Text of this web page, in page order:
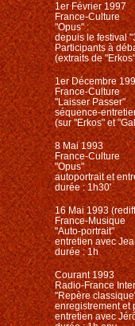
1er Février 1997
France-Culture
"Opus" :
depuis le festival
Participants à
(extraits de
1er Décembre
France-Culture
"Laisser Passer"
séquence-
(sur "Erkos" et
8 Mai 1993
France-Culture
"Opus"
autoportrait et
durée : 1h30'
16 Mai 1993
France-Musique
"Auto-portrait"
entretien avec
durée : 1h
Courant 1993
Radio-France
"Repère
enregistrement et
entretien avec